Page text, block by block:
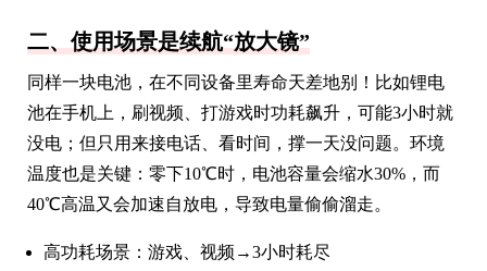
二、使用场景是续航“放大镜”
同样一块电池，在不同设备里寿命天差地别！比如锂电
池在手机上，刷视频、打游戏时功耗飙升，可能3小时就
没电；但只用来接电话、看时间，撑一天没问题。环境
温度也是关键：零下10℃时，电池容量会缩水30%，而
40℃高温又会加速自放电，导致电量偷偷溜走。
高功耗场景：游戏、视频→3小时耗尽